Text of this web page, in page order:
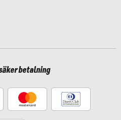
betalning